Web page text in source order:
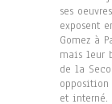
ses
exposent
Gomez à
mais leur
de la
opposition
et interné.